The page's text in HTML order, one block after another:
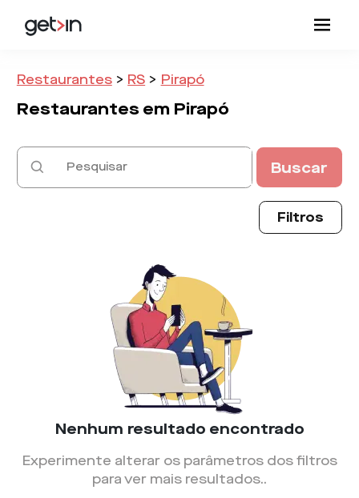
Restaurantes > RS > Pirapó
Restaurantes em Pirapó
Buscar
Filtros
Nenhum resultado encontrado
Experimente alterar os parâmetros dos filtros
para ver mais resultados..